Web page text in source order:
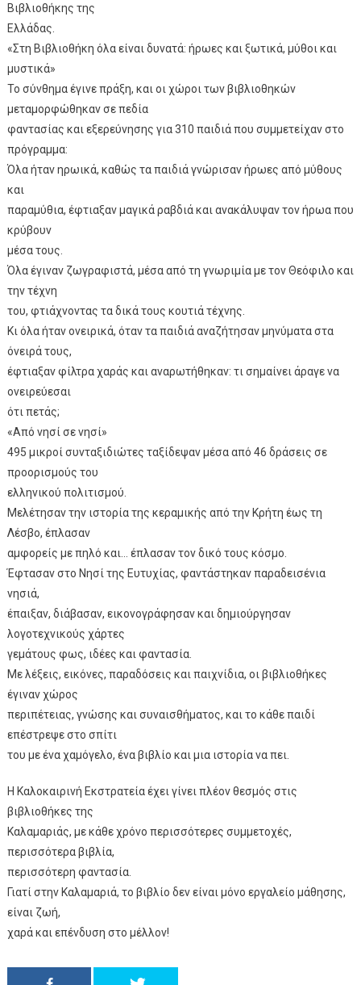
Βιβλιοθήκης της
Ελλάδας.
«Στη Βιβλιοθήκη όλα είναι δυνατά: ήρωες και ξωτικά, μύθοι και
μυστικά»
Το σύνθημα έγινε πράξη, και οι χώροι των βιβλιοθηκών
μεταμορφώθηκαν σε πεδία
φαντασίας και εξερεύνησης για 310 παιδιά που συμμετείχαν στο
πρόγραμμα:
Όλα ήταν ηρωικά, καθώς τα παιδιά γνώρισαν ήρωες από μύθους
και
παραμύθια, έφτιαξαν μαγικά ραβδιά και ανακάλυψαν τον ήρωα που
κρύβουν
μέσα τους.
Όλα έγιναν ζωγραφιστά, μέσα από τη γνωριμία με τον Θεόφιλο και
την τέχνη
του, φτιάχνοντας τα δικά τους κουτιά τέχνης.
Κι όλα ήταν ονειρικά, όταν τα παιδιά αναζήτησαν μηνύματα στα
όνειρά τους,
έφτιαξαν φίλτρα χαράς και αναρωτήθηκαν: τι σημαίνει άραγε να
ονειρεύεσαι
ότι πετάς;
«Από νησί σε νησί»
495 μικροί συνταξιδιώτες ταξίδεψαν μέσα από 46 δράσεις σε
προορισμούς του
ελληνικού πολιτισμού.
Μελέτησαν την ιστορία της κεραμικής από την Κρήτη έως τη
Λέσβο, έπλασαν
αμφορείς με πηλό και… έπλασαν τον δικό τους κόσμο.
Έφτασαν στο Νησί της Ευτυχίας, φαντάστηκαν παραδεισένια
νησιά,
έπαιξαν, διάβασαν, εικονογράφησαν και δημιούργησαν
λογοτεχνικούς χάρτες
γεμάτους φως, ιδέες και φαντασία.
Με λέξεις, εικόνες, παραδόσεις και παιχνίδια, οι βιβλιοθήκες
έγιναν χώρος
περιπέτειας, γνώσης και συναισθήματος, και το κάθε παιδί
επέστρεψε στο σπίτι
του με ένα χαμόγελο, ένα βιβλίο και μια ιστορία να πει.
Η Καλοκαιρινή Εκστρατεία έχει γίνει πλέον θεσμός στις
βιβλιοθήκες της
Καλαμαριάς, με κάθε χρόνο περισσότερες συμμετοχές,
περισσότερα βιβλία,
περισσότερη φαντασία.
Γιατί στην Καλαμαριά, το βιβλίο δεν είναι μόνο εργαλείο μάθησης,
είναι ζωή,
χαρά και επένδυση στο μέλλον!